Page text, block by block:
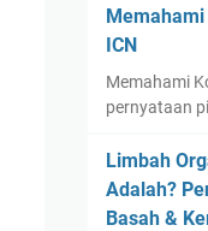
ICN
Memahami
pernyataan
Limbah
Adalah?
Basah &